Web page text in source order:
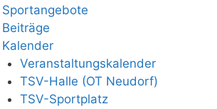
Sportangebote
Beiträge
Kalender
Veranstaltungskalender
TSV-Halle (OT Neudorf)
TSV-Sportplatz